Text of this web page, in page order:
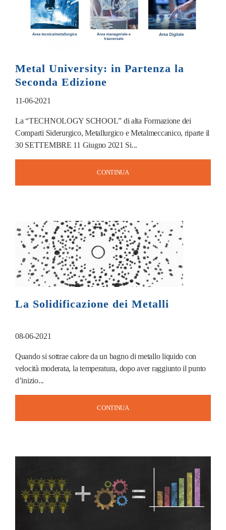
Metal University: in Partenza la
Seconda Edizione
11-06-2021
La “TECHNOLOGY SCHOOL” di alta Formazione dei
Comparti Siderurgico, Metallurgico e Metalmeccanico, riparte il
30 SETTEMBRE 11 Giugno 2021 Si...
CONTINUA
La Solidificazione dei Metalli
08-06-2021
Quando si sottrae calore da un bagno di metallo liquido con
velocità moderata, la temperatura, dopo aver raggiunto il punto
d’inizio...
CONTINUA